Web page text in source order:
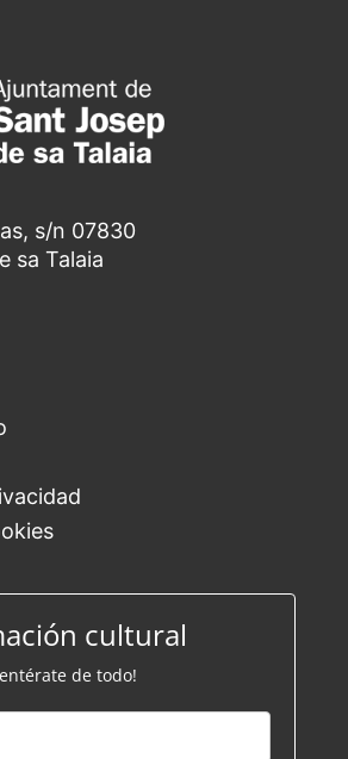
s/n 07830
sa Talaia
cultural
de todo!